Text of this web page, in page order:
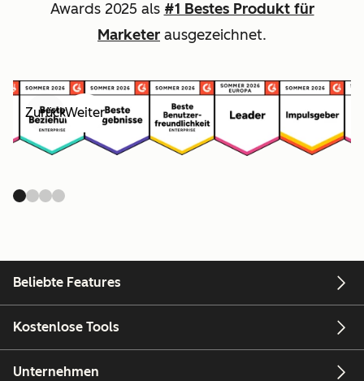
Awards 2025 als #1 Bestes Produkt für
Marketer ausgezeichnet.
ZurückWeiter
Beliebte Features
Kostenlose Tools
Unternehmen